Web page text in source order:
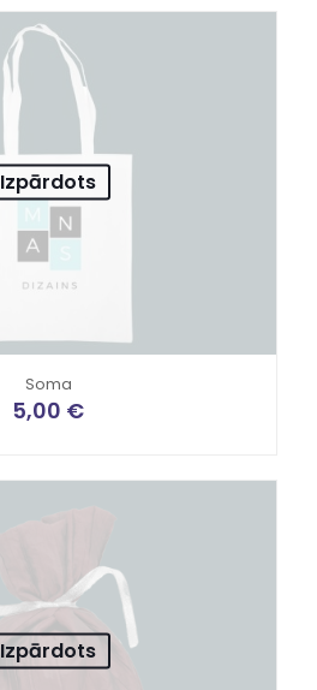
Izpārdots
Soma
5,00 €
Izpārdots